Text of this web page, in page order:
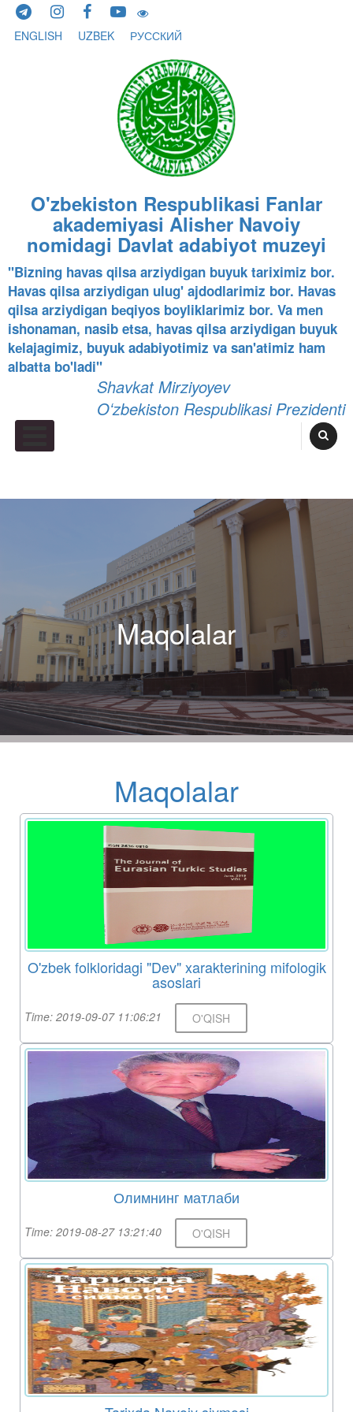
Skip to content
ENGLISH
UZBEK РУССКИЙ
O'zbekiston Respublikasi Fanlar
akademiyasi Alisher Navoiy
nomidagi Davlat adabiyot muzeyi
"Bizning havas qilsa arziydigan buyuk tariximiz bor.
Havas qilsa arziydigan ulug' ajdodlarimiz bor. Havas
qilsa arziydigan bеqiyos boyliklarimiz bor. Va mеn
ishonaman, nasib etsa, havas qilsa arziydigan buyuk
kеlajagimiz, buyuk adabiyotimiz va san'atimiz ham
albatta bo'ladi"
Shavkat Mirziyoyev
Oʻzbekiston Respublikasi Prezidenti
Maqolalar
Maqolalar
O'zbek folkloridagi "Dev" xarakterining mifologik
asoslari
Time: 2019-09-07 11:06:21 O'QISH
Олимнинг матлаби
Time: 2019-08-27 13:21:40 O'QISH